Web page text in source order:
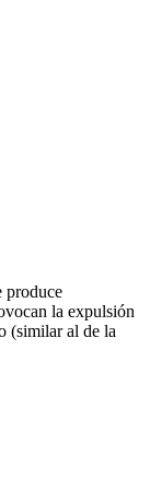
produce
la expulsión
(similar al de la